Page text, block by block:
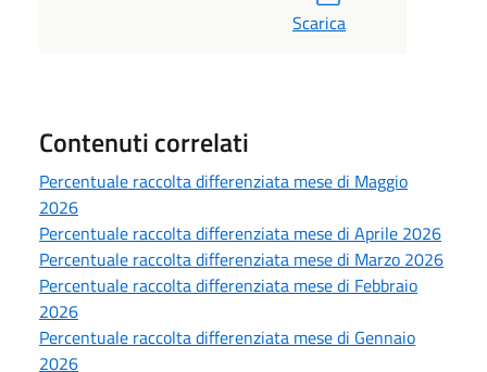
Scarica
Contenuti correlati
Percentuale raccolta differenziata mese di Maggio
2026
Percentuale raccolta differenziata mese di Aprile 2026
Percentuale raccolta differenziata mese di Marzo 2026
Percentuale raccolta differenziata mese di Febbraio
2026
Percentuale raccolta differenziata mese di Gennaio
2026